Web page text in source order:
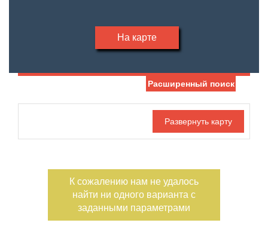
На карте
С фото
Отдельный вход
Расширенный поиск
К сожалению нам не удалось
найти ни одного варианта с
заданными параметрами